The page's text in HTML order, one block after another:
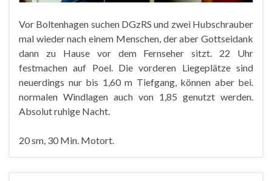
Vor Boltenhagen suchen DGzRS und zwei Hubschrauber
mal wieder nach einem Menschen, der aber Gottseidank
dann zu Hause vor dem Fernseher sitzt. 22 Uhr
festmachen auf Poel. Die vorderen Liegeplätze sind
neuerdings nur bis 1,60 m Tiefgang, können aber bei.
normalen Windlagen auch von 1,85 genutzt werden.
Absolut ruhige Nacht.
20 sm, 30 Min. Motort.